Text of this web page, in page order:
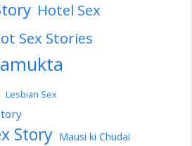
Hotel Sex
Sex Stories
Lesbian Sex
Story Mausi ki Chudai